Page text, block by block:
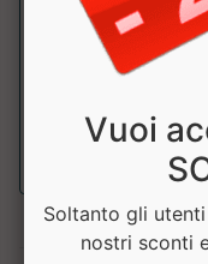
Proteine
Vuoi
Soltanto gli
nostri sconti